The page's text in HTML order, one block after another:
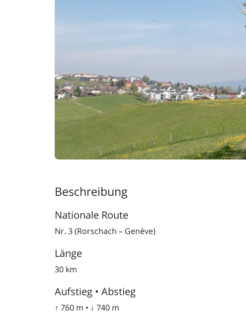
Beschreibung
Nationale Route
Nr. 3 (Rorschach – Genève)
Länge
30 km
Aufstieg • Abstieg
↑ 760 m • ↓ 740 m